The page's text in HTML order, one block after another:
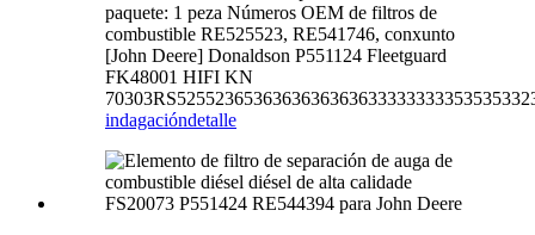
paquete: 1 peza Números OEM de filtros de
combustible RE525523, RE541746, conxunto
[John Deere] Donaldson P551124 Fleetguard
FK48001 HIFI KN
indagacióndetalle